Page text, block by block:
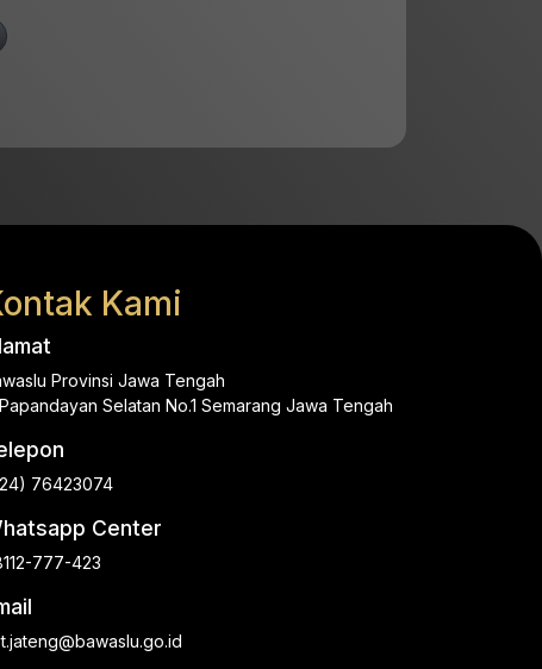
Kami
Provinsi Jawa Tengah
Selatan No.1 Semarang Jawa Tengah
76423074
Center
777-423